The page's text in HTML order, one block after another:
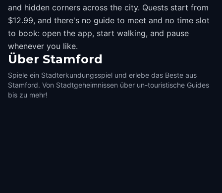
and hidden corners across the city. Quests start from
$12.99, and there's no guide to meet and no time slot
to book: open the app, start walking, and pause
whenever you like.
Über Stamford
Spiele ein Stadterkundungsspiel und erlebe das Beste aus
Stamford. Von Stadtgeheimnissen über un-touristische Guides
bis zu mehr!